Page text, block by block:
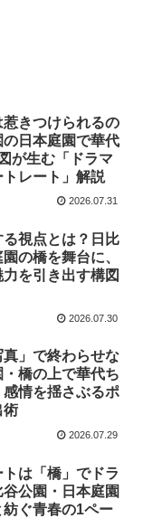
きつけられるの
日本庭園で華代
が生む「ドラマ
レート」解説
2026.07.31
視点とは？日比
の橋を舞台に、
を引き出す構図
2026.07.30
」で終わらせな
橋の上で華代ち
情を揺さぶるポ
術
2026.07.29
は「橋」でドラ
公園・日本庭園
ぐ青春の1ペー